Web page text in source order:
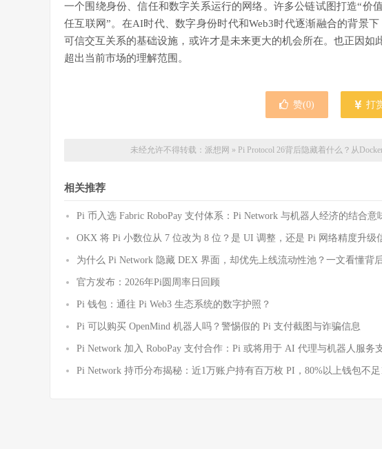
一个围绕身份、信任和数字关系运行的网络。许多公链试图打造“价
任互联网”。在AI时代、数字身份时代和Web3时代逐渐融合的背景
可信交互关系的基础设施，或许才是未来更大的机会所在。也正因如
超出当前市场的理解范围。
赞(0) 打
未经允许不得转载： 派想网 » Pi Protocol 26背后隐藏着什么？从
相关推荐
Pi 币入选 Fabric RoboPay 支付体系：Pi Network 与机器人经济的结合意
OKX 将 Pi 小数位从 7 位改为 8 位？是 UI 调整，还是 Pi 网络精度升级
为什么 Pi Network 隐藏 DEX 界面，却优先上线流动性池？一文看懂背
官方发布：2026年Pi圆周率日回顾
Pi 钱包：通往 Pi Web3 生态系统的数字护照？
Pi 可以购买 OpenMind 机器人吗？警惕假的 Pi 支付截图与诈骗信息
Pi Network 加入 RoboPay 支付合作：Pi 或将用于 AI 代理与机器人服务
Pi Network 持币分布揭秘：近1万账户持有百万枚 PI，80%以上钱包不足